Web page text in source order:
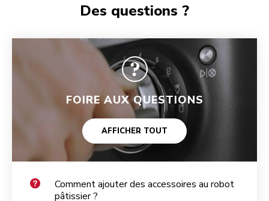
Des questions ?
FOIRE AUX QUESTIONS
AFFICHER TOUT
Comment ajouter des accessoires au robot
pâtissier ?